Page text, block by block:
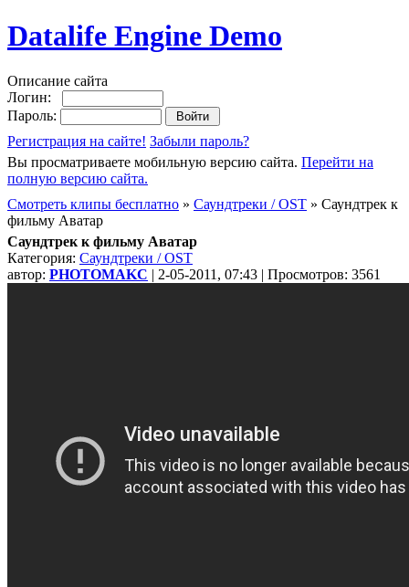
Datalife Engine Demo
Описание сайта
Логин:
Пароль:
Регистрация на сайте! Забыли пароль?
Вы просматриваете мобильную версию сайта. Перейти на
полную версию сайта.
Смотреть клипы бесплатно » Саундтреки / OST » Саундтрек к
фильму Аватар
Саундтрек к фильму Аватар
Категория: Саундтреки / OST
автор: PHOTOMAKC | 2-05-2011, 07:43 | Просмотров: 3561